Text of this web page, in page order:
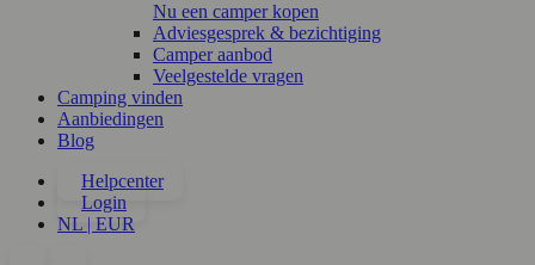
Nu een camper kopen
Adviesgesprek & bezichtiging
Camper aanbod
Veelgestelde vragen
Camping vinden
Aanbiedingen
Blog
Helpcenter
Login
NL | EUR